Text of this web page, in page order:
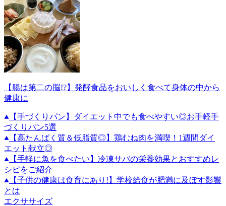
【腸は第二の脳!?】発酵食品をおいしく食べて身体の中から
健康に
【手づくりパン】ダイエット中でも食べやすい◎お手軽手
づくりパン5選
【高たんぱく質＆低脂質◎】鶏むね肉を満喫！1週間ダイ
エット献立◎
【手軽に魚を食べたい】冷凍サバの栄養効果とおすすめレ
シピをご紹介
【子供の健康は食育にあり!】学校給食が肥満に及ぼす影響
とは
エクササイズ